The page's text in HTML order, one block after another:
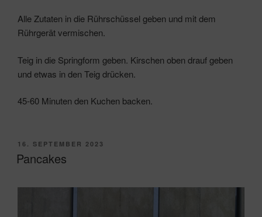
Alle Zutaten in die Rührschüssel geben und mit dem
Rührgerät vermischen.
Teig in die Springform geben. Kirschen oben drauf geben
und etwas in den Teig drücken.
45-60 Minuten den Kuchen backen.
VERÖFFENTLICHT
AM
16. SEPTEMBER 2023
Pancakes